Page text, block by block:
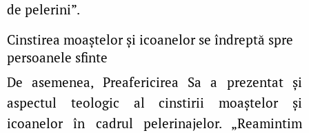
de pelerini”.
Cinstirea moaștelor și icoanelor se îndreptă spre
persoanele sfinte
De asemenea, Preafericirea Sa a prezentat și
aspectul teologic al cinstirii moaștelor și
icoanelor în cadrul pelerinajelor. „Reamintim